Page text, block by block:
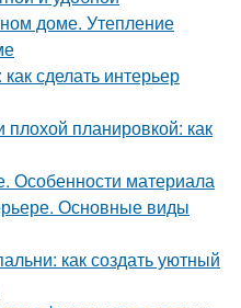
доме. Утепление
сделать интерьер
планировкой: как
Особенности материала
Основные виды
как создать уютный